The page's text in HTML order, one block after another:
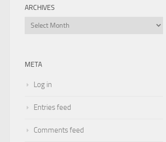
ARCHIVES
Archives
META
Log in
Entries feed
Comments feed